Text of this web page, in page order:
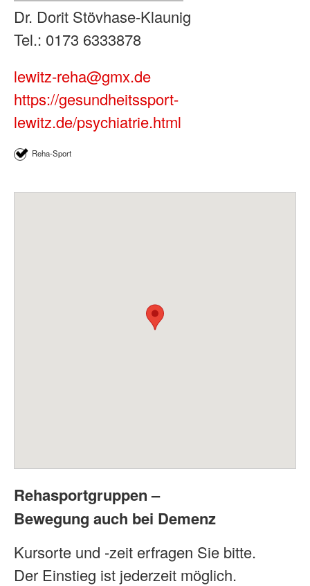
Dr. Dorit Stövhase-Klaunig
Tel.: 0173 6333878
lewitz-reha@gmx.de
https://gesundheitssport-
lewitz.de/psychiatrie.html
Reha-Sport
Rehasportgruppen –
Bewegung auch bei Demenz
Kursorte und -zeit erfragen Sie bitte.
Der Einstieg ist jederzeit möglich.